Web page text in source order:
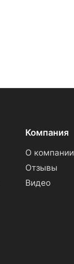
Компания
О компании
Отзывы
Видео